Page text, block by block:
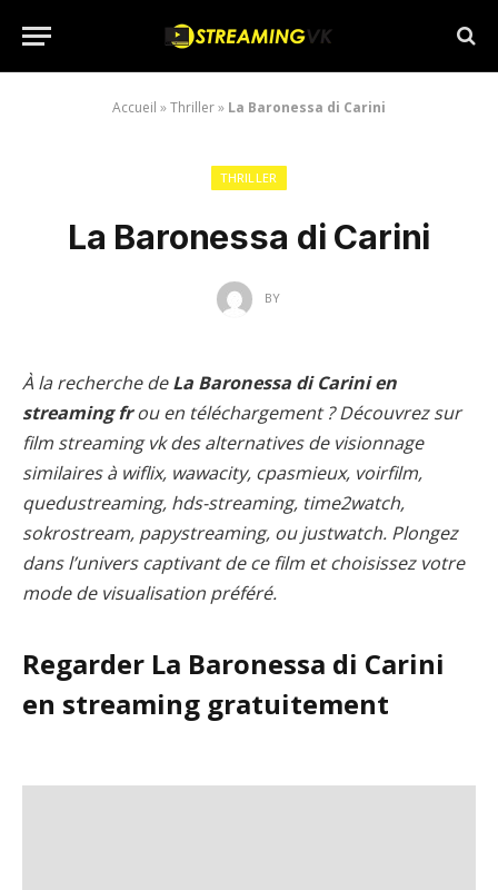
Accueil »Thriller» La Baronessa di Carini
THRILLER
La Baronessa di Carini
BY
À la recherche deLa Baronessa di Carini en
streaming frou en téléchargement ? Découvrez sur
film streaming vk des alternatives de visionnage
similaires à wiflix, wawacity, cpasmieux, voirfilm,
quedustreaming, hds-streaming, time2watch,
sokrostream, papystreaming, ou justwatch. Plongez
dans l’univers captivant de ce film et choisissez votre
mode de visualisation préféré.
Regarder La Baronessa di Carini
en streaming gratuitement